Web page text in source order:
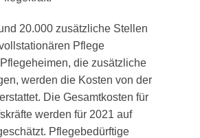
20.000 zusätzliche Stellen
Pflege
die zusätzliche
werden die Kosten von der
Die Gesamtkosten für
werden für 2021 auf
Pflegebedürftige